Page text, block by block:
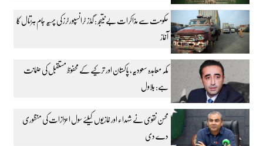
حکومت سے مذاکرات بے نتیجہ: گڈز ٹرانسپورٹرز کی پہیہ جام ہڑتال کا
آغاز
مکہ معاہدہ سعودیہ، پاکستان اور ترکیے کے محفوظ مستقبل کی ضمانت
ہے: بلاول
محسن نقوی نے شہداء اور غازیوں کیلئے سول اعزازات کی منظوری
دے دی